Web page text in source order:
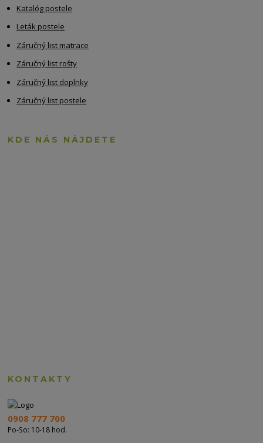
Katalóg postele
Leták postele
Záručný list matrace
Záručný list rošty
Záručný list doplnky
Záručný list postele
KDE NÁS NÁJDETE
KONTAKTY
0908 777 700
Po-So: 10-18 hod.